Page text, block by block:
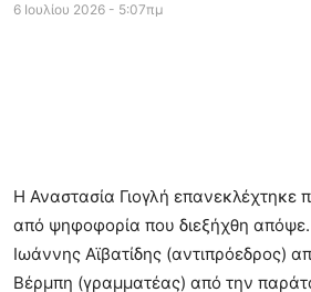
6 Ιουλίου 2026 - 5:07πμ
Η Αναστασία Γιογλή επανεκλέχτηκε
από ψηφοφορία που διεξήχθη απόψε.
Ιωάννης Αϊβατίδης (αντιπρόεδρος)
Βέρμπη (γραμματέας) από την